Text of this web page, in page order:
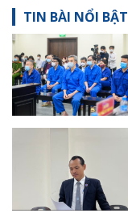
TIN BÀI NỔI BẬT